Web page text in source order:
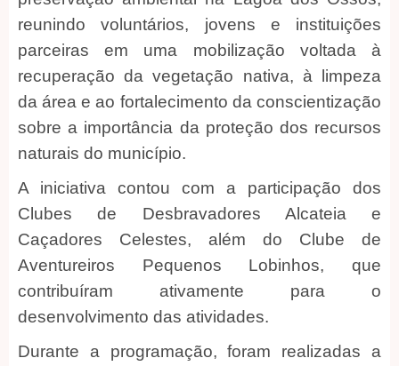
reunindo voluntários, jovens e instituições
parceiras em uma mobilização voltada à
recuperação da vegetação nativa, à limpeza
da área e ao fortalecimento da conscientização
sobre a importância da proteção dos recursos
naturais do município.
A iniciativa contou com a participação dos
Clubes de Desbravadores Alcateia e
Caçadores Celestes, além do Clube de
Aventureiros Pequenos Lobinhos, que
contribuíram ativamente para o
desenvolvimento das atividades.
Durante a programação, foram realizadas a